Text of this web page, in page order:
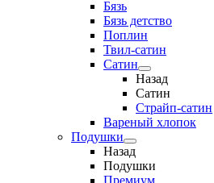
Бязь
Бязь детство
Поплин
Твил-сатин
Сатин
Назад
Сатин
Страйп-сатин
Вареный хлопок
Подушки
Назад
Подушки
Премиум